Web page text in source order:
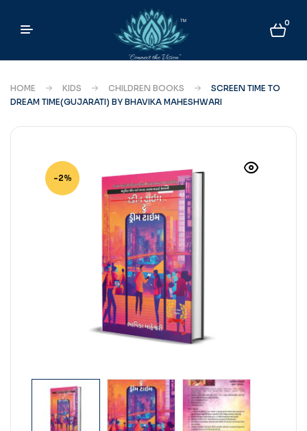
0
HOME KIDS CHILDREN BOOKS
SCREEN TIME TO
DREAM TIME(GUJARATI) BY BHAVIKA MAHESHWARI
-2%